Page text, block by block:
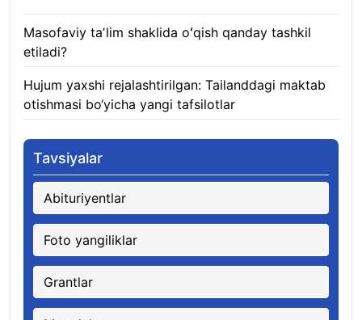
Masofaviy taʼlim shaklida oʻqish qanday tashkil
etiladi?
Hujum yaxshi rejalashtirilgan: Tailanddagi maktab
otishmasi bo‘yicha yangi tafsilotlar
Tavsiyalar
Abituriyentlar
Foto yangiliklar
Grantlar